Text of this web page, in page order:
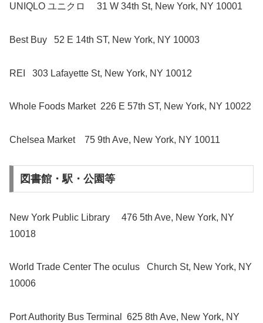
UNIQLO ユニクロ 31 W 34th St, New York, NY 10001
Best Buy 52 E 14th ST, New York, NY 10003
REI 303 Lafayette St, New York, NY 10012
Whole Foods Market226 E 57th ST, New York, NY 10022
Chelsea Market 75 9th Ave, New York, NY 10011
図書館・駅・公園等
New York Public Library 476 5th Ave, New York, NY
10018
World Trade Center The oculus Church St, New York, NY
10006
Port Authority Bus Terminal
625 8th Ave, New York, NY